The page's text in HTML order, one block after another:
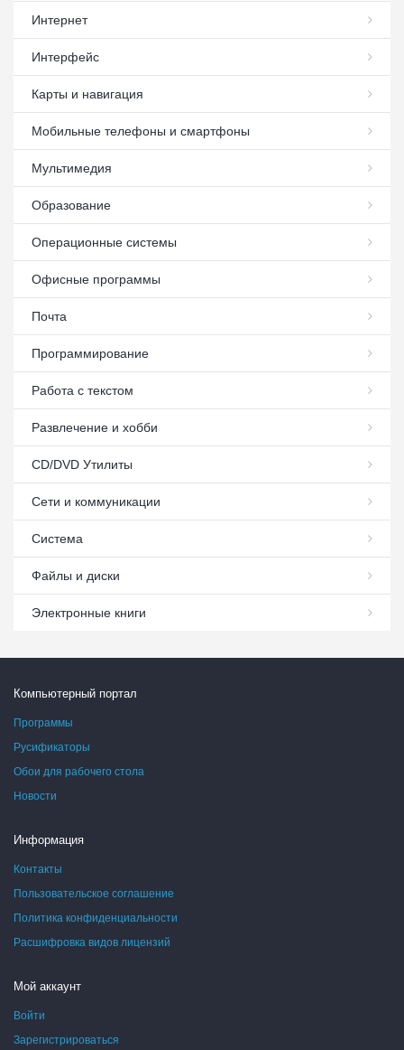
Интернет
Интерфейс
Карты и навигация
Мобильные телефоны и смартфоны
Мультимедия
Образование
Операционные системы
Офисные программы
Почта
Программирование
Работа с текстом
Развлечение и хобби
СD/DVD Утилиты
Сети и коммуникации
Система
Файлы и диски
Электронные книги
Компьютерный портал
Программы
Русификаторы
Обои для рабочего стола
Новости
Информация
Контакты
Пользовательское соглашение
Политика конфиденциальности
Расшифровка видов лицензий
Мой аккаунт
Войти
Зарегистрироваться